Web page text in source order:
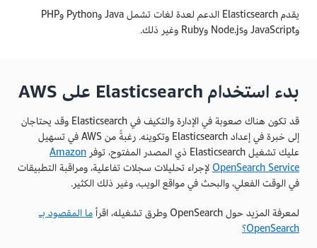
يقدم Elasticsearch الدعم لعدة لغات تشمل Java وPython وPHP
وJavaScript وNode.js وRuby وغير ذلك.
بدء استخدام Elasticsearch على AWS
قد تكون هناك صعوبة في الإدارة والتكيف في Elasticsearch وقد يحتاجان
إلى خبرة في إعداد Elasticsearch وتكوينه. رغبةً من AWS في تسهيل
عليك تشغيل Elasticsearch ذي المصدر المفتوح، توفر
Amazon
OpenSearch Service لإجراء تحليلات سجلات تفاعلية، ومراقبة التطبيقات
في الوقت الفعلي، والبحث في مواقع الويب، وغير ذلك الكثير.
لمعرفة المزيد حول OpenSearch وطرق تشغيله، اقرأ
ما المقصود بـ
OpenSearch؟